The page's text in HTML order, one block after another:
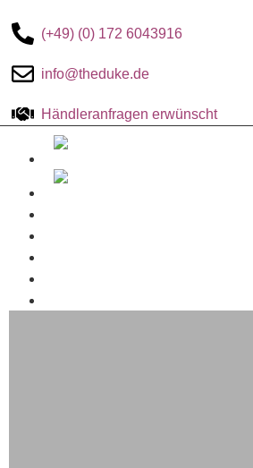
(+49) (0) 172 6043916
info@theduke.de
Händleranfragen erwünscht